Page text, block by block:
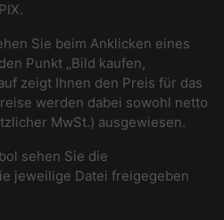
Sie beim Anklicken eines
Punkt „Bild kaufen,
zeigt Ihnen den Preis für das
werden dabei sowohl netto
MwSt.) ausgewiesen.
sehen Sie die
jeweilige Datei freigegeben